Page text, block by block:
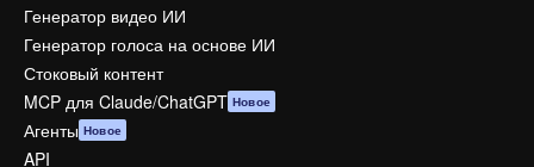
Генератор видео ИИ
Генератор голоса на основе ИИ
Стоковый контент
MCP для Claude/ChatGPT Новое
Агенты Новое
API